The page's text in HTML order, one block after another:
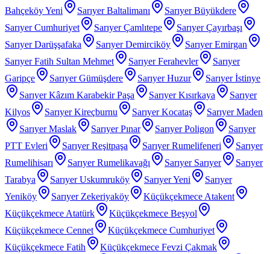
Bahçeköy Yeni
Sarıyer Baltalimanı
Sarıyer Büyükdere
Sarıyer Cumhuriyet
Sarıyer Çamlıtepe
Sarıyer Çayırbaşı
Sarıyer Darüşşafaka
Sarıyer Demirciköy
Sarıyer Emirgan
Sarıyer Fatih Sultan Mehmet
Sarıyer Ferahevler
Sarıyer
Garipçe
Sarıyer Gümüşdere Sarıyer Huzur
Sarıyer İstinye
Sarıyer Kâzım Karabekir Paşa
Sarıyer Kısırkaya
Sarıyer
Kilyos
Sarıyer Kireçburnu Sarıyer Kocataş
Sarıyer Maden
Sarıyer Maslak
Sarıyer Pınar Sarıyer Poligon
Sarıyer
PTT Evleri
Sarıyer Reşitpaşa Sarıyer Rumelifeneri
Sarıyer
Rumelihisarı
Sarıyer Rumelikavağı Sarıyer Sarıyer
Sarıyer
Tarabya
Sarıyer Uskumruköy Sarıyer Yeni
Sarıyer
Yeniköy
Sarıyer Zekeriyaköy
Küçükçekmece Atakent
Küçükçekmece Atatürk
Küçükçekmece Beşyol
Küçükçekmece Cennet
Küçükçekmece Cumhuriyet
Küçükçekmece Fatih
Küçükçekmece Fevzi Çakmak